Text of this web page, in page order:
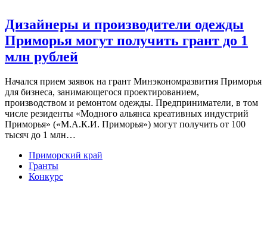
Дизайнеры и производители одежды
Приморья могут получить грант до 1
млн рублей
Начался прием заявок на грант Минэкономразвития Приморья
для бизнеса, занимающегося проектированием,
производством и ремонтом одежды. Предприниматели, в том
числе резиденты «Модного альянса креативных индустрий
Приморья» («М.А.К.И. Приморья») могут получить от 100
тысяч до 1 млн…
Приморский край
Гранты
Конкурс